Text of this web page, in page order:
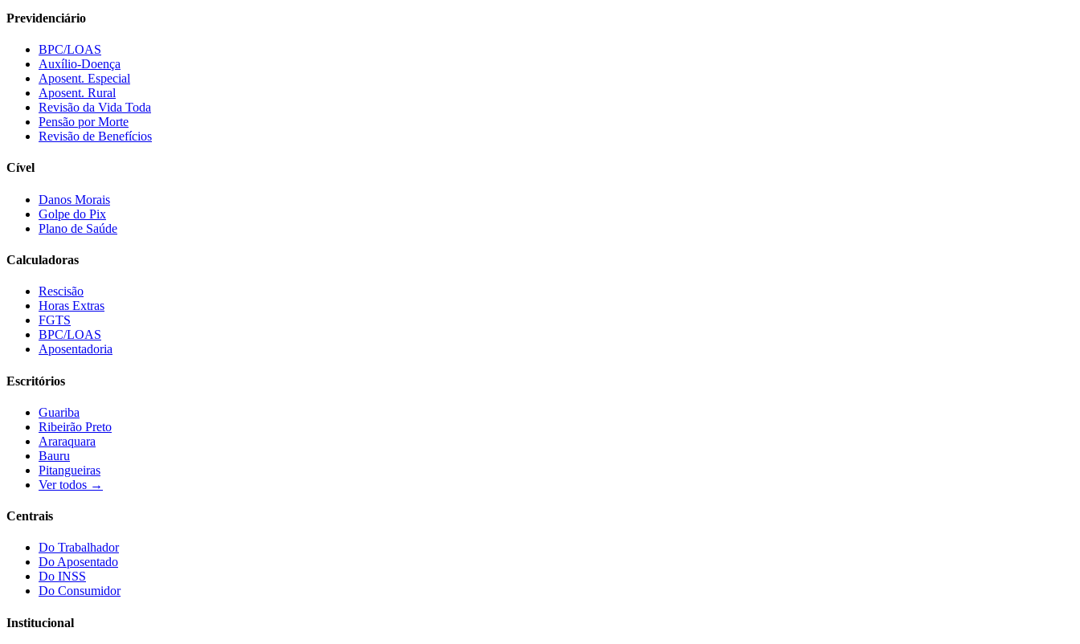
Previdenciário
BPC/LOAS
Auxílio-Doença
Aposent. Especial
Aposent. Rural
Revisão da Vida Toda
Pensão por Morte
Revisão de Benefícios
Cível
Danos Morais
Golpe do Pix
Plano de Saúde
Calculadoras
Rescisão
Horas Extras
FGTS
BPC/LOAS
Aposentadoria
Escritórios
Guariba
Ribeirão Preto
Araraquara
Bauru
Pitangueiras
Ver todos →
Centrais
Do Trabalhador
Do Aposentado
Do INSS
Do Consumidor
Institucional